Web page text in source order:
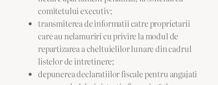
comitetului executiv;
transmiterea de informatii catre proprietarii
care au nelamuriri cu privire la modul de
repartizarea a cheltuielilor lunare din cadrul
listelor de intretinere;
depunerea declaratiilor fiscale pentru angajati